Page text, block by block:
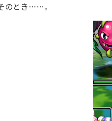
のとき……。